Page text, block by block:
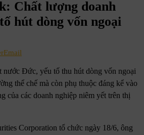
Chất lượng doanh
hút dòng vốn ngoại
Email
nước Đức, yếu tố thu hút dòng vốn ngoại
thể chế mà còn phụ thuộc đáng kể vào
của các doanh nghiệp niêm yết trên thị
Corporation tổ chức ngày 18/6, ông